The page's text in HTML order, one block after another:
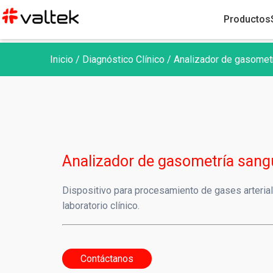
Productos
Inicio / Diagnóstico Clínico / Analizador de
Analizador de gasometría
Dispositivo para procesamiento de gases
laboratorio clínico.
Contáctanos